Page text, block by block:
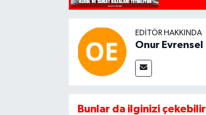
EDITÖR HAKKINDA
Onur Evrensel
Bunlar da ilginizi çekebilir